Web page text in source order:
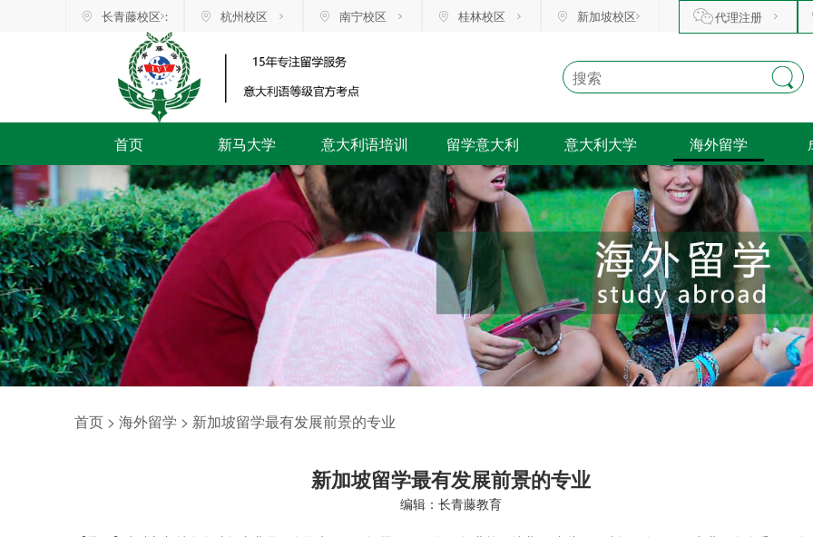
长青藤校区： 杭州校区 南宁校区 桂林校区 新加坡校区 代理注册
首页 新马大学 意大利语培训 留学意大利 意大利大学 海外留学
首页 > 海外留学 > 新加坡留学最有发展前景的专业
新加坡留学最有发展前景的专业
编辑：长青藤教育